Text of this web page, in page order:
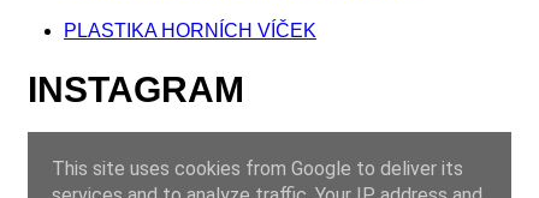
PLASTIKA HORNÍCH VÍČEK
INSTAGRAM